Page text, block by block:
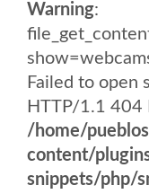
Warning:
Failed to open
HTTP/1.1 404
/home/
content/
snippets/php/